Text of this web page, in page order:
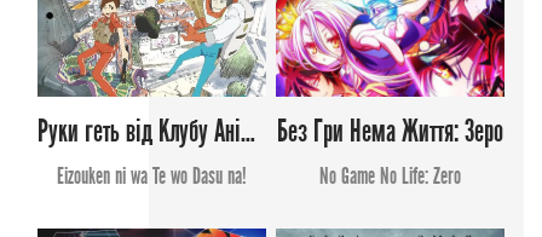
Руки геть від Клубу Анімації!
Eizouken ni wa Te wo Dasu na!
Без Гри Нема Життя: Зеро
No Game No Life: Zero